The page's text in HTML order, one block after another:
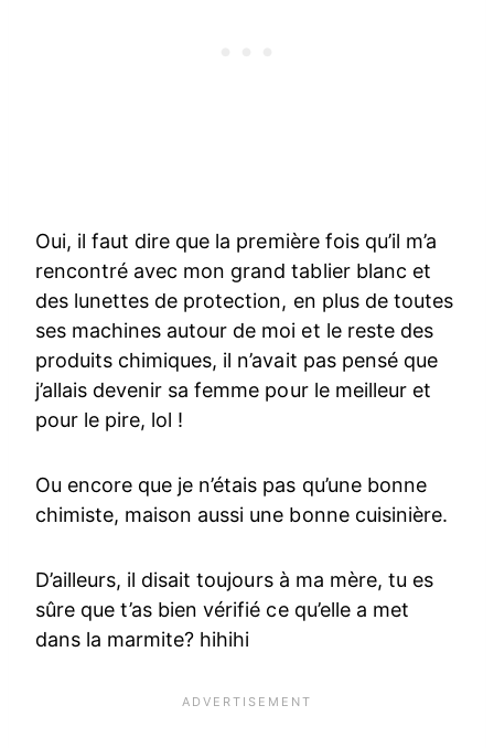
Oui, il faut dire que la première fois qu’il m’a
rencontré avec mon grand tablier blanc et
des lunettes de protection, en plus de toutes
ses machines autour de moi et le reste des
produits chimiques, il n’avait pas pensé que
j’allais devenir sa femme pour le meilleur et
pour le pire, lol !
Ou encore que je n’étais pas qu’une bonne
chimiste, maison aussi une bonne cuisinière.
D’ailleurs, il disait toujours à ma mère, tu es
sûre que t’as bien vérifié ce qu’elle a met
dans la marmite? hihihi